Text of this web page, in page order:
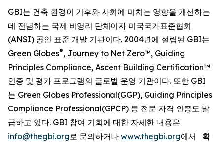
GBI는 건축 환경이 기후와 사회에 미치는 영향을 개선하는
데 전념하는 국제 비영리 단체이자 미국국가표준협회
(ANSI) 공인 표준 개발 기관이다. 2004년에 설립된 GBI는
Green Globes®, Journey to Net Zero™, Guiding
Principles Compliance, Ascent Building Certification™
인증 및 평가 프로그램의 글로벌 운영 기관이다. 또한 GBI
는 Green Globes Professional(GGP), Guiding Principles
Compliance Professional(GPCP) 등 전문 자격 인증도 발
급하고 있다. GBI 참여 기회에 대한 자세한 내용은
info@thegbi.org로 문의하거나 www.thegbi.org에서 확